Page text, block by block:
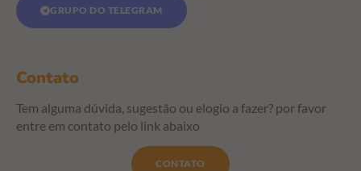
GRUPO DO TELEGRAM
Contato
Tem alguma dúvida, sugestão ou elogio a fazer? por favor
entre em contato pelo link abaixo
CONTATO